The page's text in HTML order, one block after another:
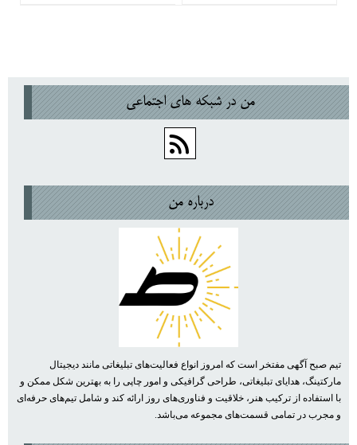
من در شبكه هاي اجتماعي
درباره من
تیم صبح آگهی مفتخر است که امروز انواع فعالیت‌های تبلیغاتی مانند دیجیتال
مارکتینگ، هدایای تبلیغاتی، طراحی گرافیکی و امور چاپی را به بهترین شکل ممکن و
با استفاده از ترکیب هنر، خلاقیت و فناوری‌های روز ارائه کند و شامل تیم‌های حرفه‌ای
و مجرب در تمامی قسمت‌های مجموعه می‌باشد.